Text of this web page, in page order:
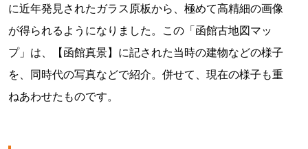
に近年発見されたガラス原板から、極めて高精細の画像
が得られるようになりました。この「函館古地図マッ
プ」は、【函館真景】に記された当時の建物などの様子
を、同時代の写真などで紹介。併せて、現在の様子も重
ねあわせたものです。